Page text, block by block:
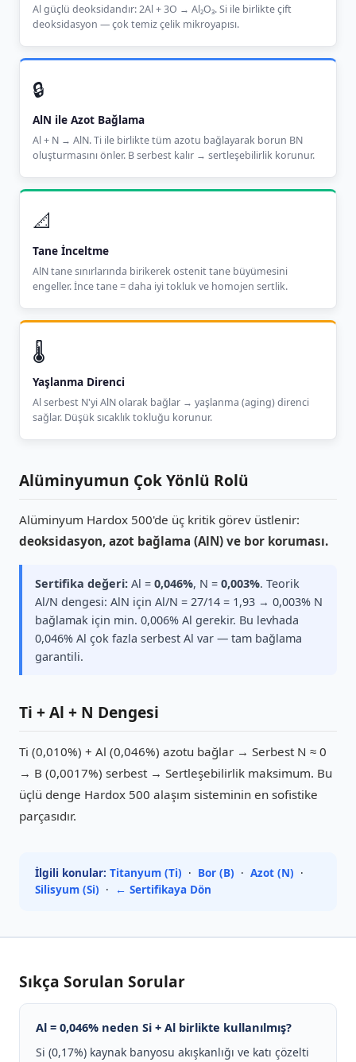
Al güçlü deoksidandır: 2Al + 3O → Al₂O₃. Si ile birlikte çift
deoksidasyon — çok temiz çelik mikroyapısı.
🔒
AlN ile Azot Bağlama
Al + N → AlN. Ti ile birlikte tüm azotu bağlayarak borun BN
oluşturmasını önler. B serbest kalır → sertleşebilirlik korunur.
📐
Tane İnceltme
AlN tane sınırlarında birikerek ostenit tane büyümesini
engeller. İnce tane = daha iyi tokluk ve homojen sertlik.
🌡️
Yaşlanma Direnci
Al serbest N'yi AlN olarak bağlar → yaşlanma (aging) direnci
sağlar. Düşük sıcaklık tokluğu korunur.
Alüminyumun Çok Yönlü Rolü
Alüminyum Hardox 500'de üç kritik görev üstlenir:
deoksidasyon, azot bağlama (AlN) ve bor koruması.
Sertifika değeri: Al = 0,046%, N = 0,003%. Teorik
Al/N dengesi: AlN için Al/N = 27/14 = 1,93 → 0,003% N
bağlamak için min. 0,006% Al gerekir. Bu levhada
0,046% Al çok fazla serbest Al var — tam bağlama
garantili.
Ti + Al + N Dengesi
Ti (0,010%) + Al (0,046%) azotu bağlar → Serbest N ≈ 0
→ B (0,0017%) serbest → Sertleşebilirlik maksimum. Bu
üçlü denge Hardox 500 alaşım sisteminin en sofistike
parçasıdır.
İlgili konular: Titanyum (Ti) · Bor (B) · Azot (N) ·
Silisyum (Si) · ← Sertifikaya Dön
Sıkça Sorulan Sorular
Al = 0,046% neden Si + Al birlikte kullanılmış?
Si (0,17%) kaynak banyosu akışkanlığı ve katı çözelti